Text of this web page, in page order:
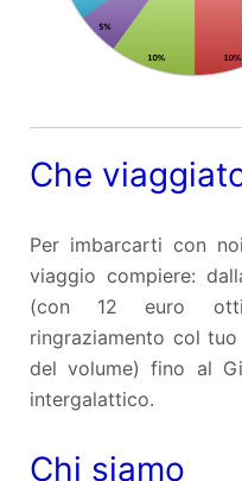
Che
Per imbarcarti con
viaggio compiere:
(con 12 euro
ringraziamento col
del volume) fino al
intergalattico.
Chi siamo